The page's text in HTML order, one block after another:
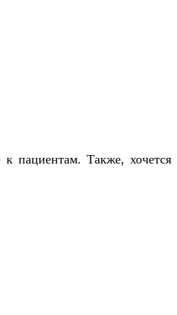
пациентам. Также, хочется